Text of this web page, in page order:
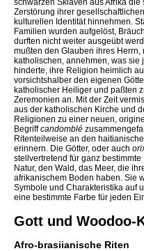
Zerstörung ihrer
kulturellen Identität hinnehmen.
Familien wurden aufgelöst,
durften nicht weiter ausgeübt
mußten den Glauben ihres Herrn,
katholischen, annehmen, was sie
hinderte, ihre Religion heimlich
vorsichtshalber den eigenen
katholischer Heiliger und paßten
Zeremonien an. Mit der Zeit
aus der katholischen Kirche und
Religionen zu einer neuen,
Begriffcandomblé
Ritenteilweise an den
erinnern. Die Götter, oder auch
stellvertretend für ganz bestimmte
Natur, den Wald, das Meer, die
afrikanischem Boden haben. Sie
Symbole und Charakteristika auf
eine bestimmte Farbe für jeden
Gott und Woodoo-
Afro-brasiianische Riten